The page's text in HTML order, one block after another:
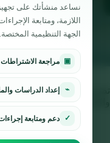
نساعد منشأتك على تجهيز
اللازمة، ومتابعة
الجهة التنظيمية المختصة.
▣ مراجعة الاشتراطات
⌁ إعداد الدراسات
✓ دعم ومتابعة
فريق البعد